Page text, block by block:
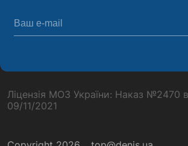
Ліцензія МОЗ України: Наказ №2470
09/11/2021